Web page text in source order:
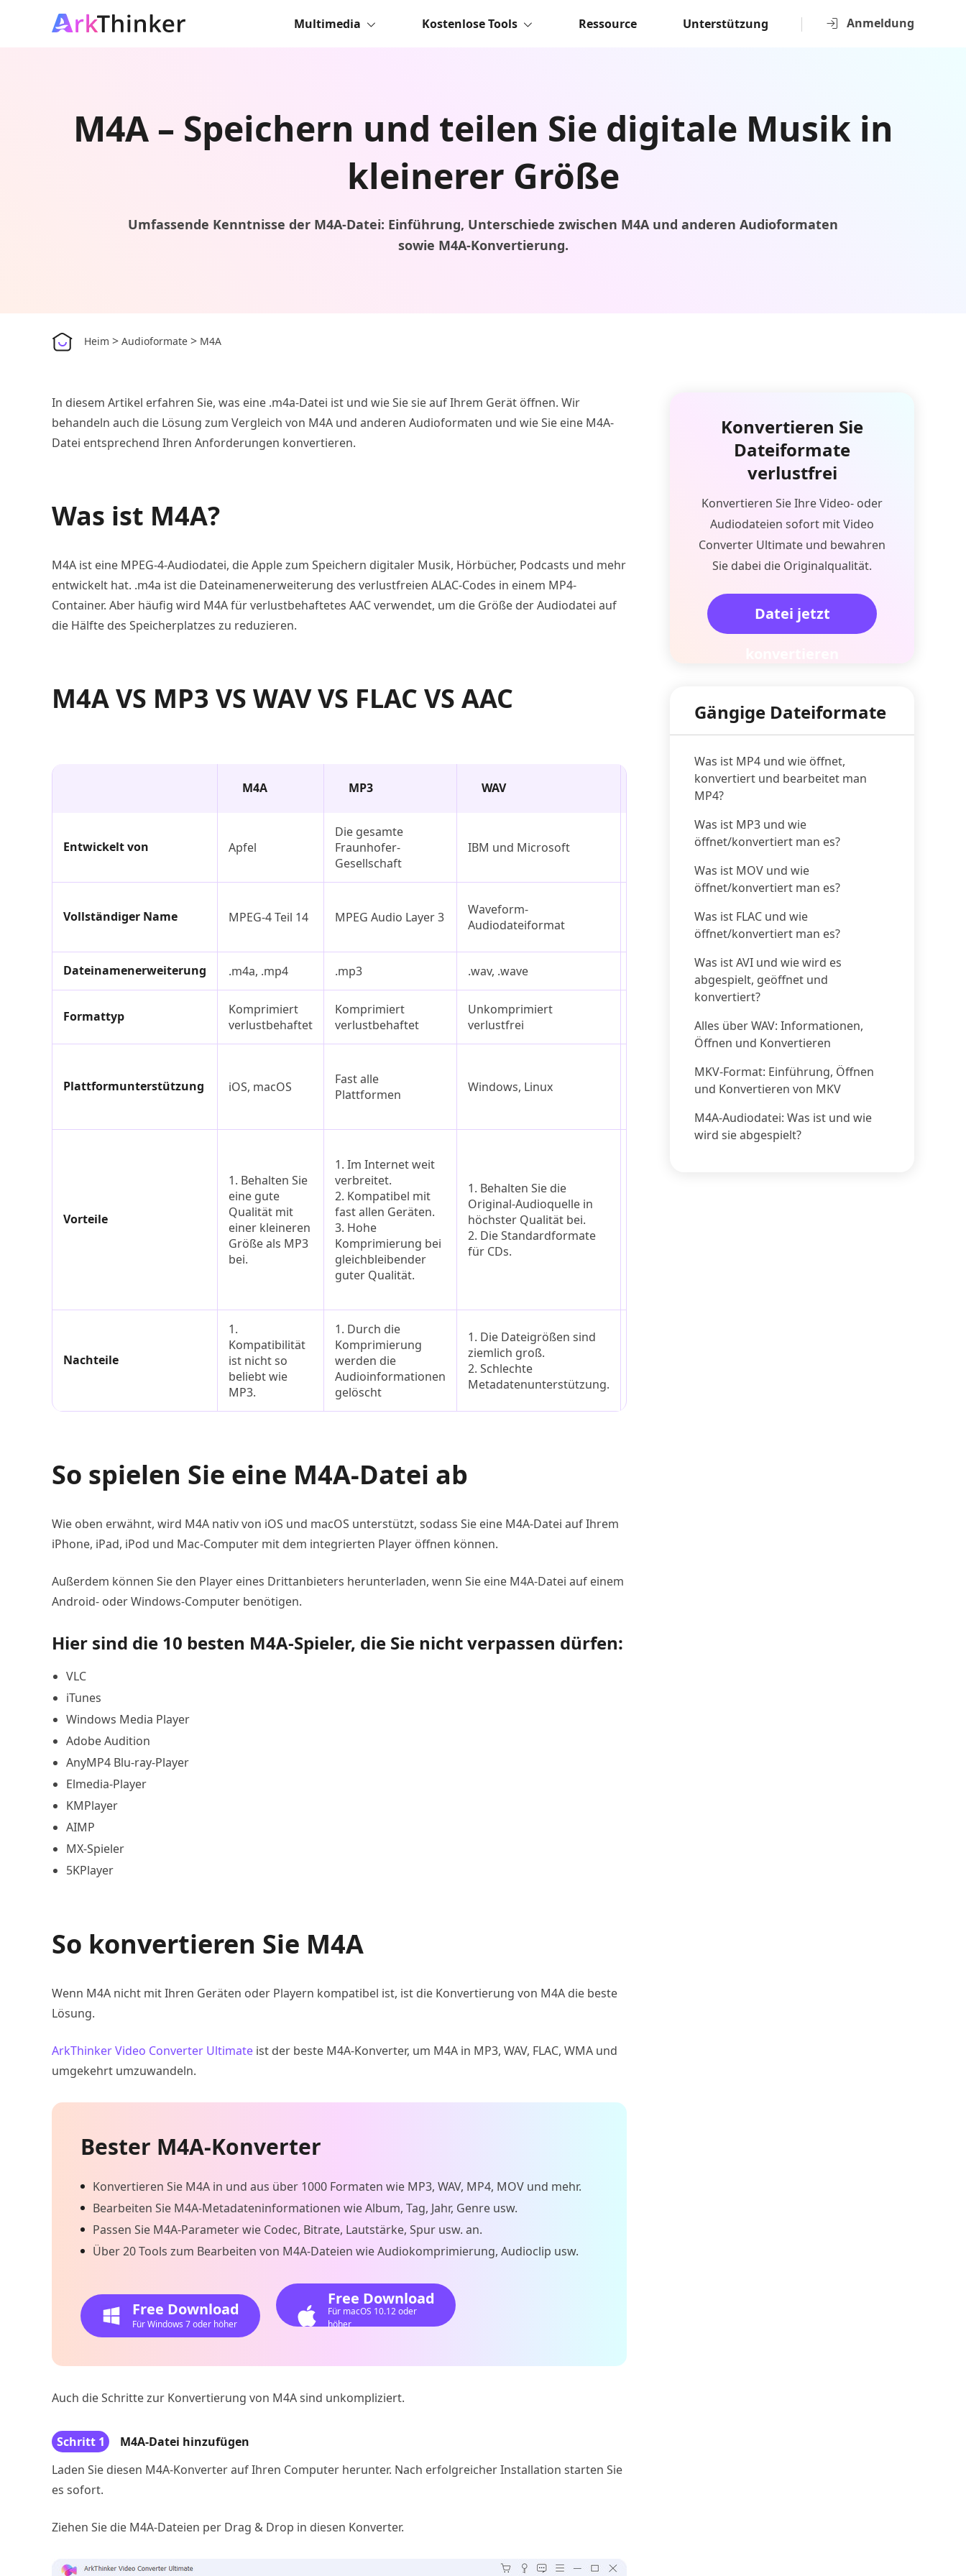
Anmeldung
Multimedia Kostenlose Tools Ressource Unterstützung
M4A – Speichern und teilen Sie digitale Musik in
kleinerer Größe
Umfassende Kenntnisse der M4A-Datei: Einführung, Unterschiede zwischen M4A und anderen Audioformaten
sowie M4A-Konvertierung.
Heim > Audioformate > M4A
In diesem Artikel erfahren Sie, was eine .m4a-Datei ist und wie Sie sie auf Ihrem Gerät öffnen. Wir
behandeln auch die Lösung zum Vergleich von M4A und anderen Audioformaten und wie Sie eine M4A-
Datei entsprechend Ihren Anforderungen konvertieren.
Was ist M4A?
M4A ist eine MPEG-4-Audiodatei, die Apple zum Speichern digitaler Musik, Hörbücher, Podcasts und mehr
entwickelt hat. .m4a ist die Dateinamenerweiterung des verlustfreien ALAC-Codes in einem MP4-
Container. Aber häufig wird M4A für verlustbehaftetes AAC verwendet, um die Größe der Audiodatei auf
die Hälfte des Speicherplatzes zu reduzieren.
M4A VS MP3 VS WAV VS FLAC VS AAC
M4A MP3 WAV AAC
Entwickelt von Apfel
Die gesamte
Fraunhofer-
Gesellschaft
IBM und Microsoft
Bell, Fraunhofer, Dolby, Sony,
Nokia, LG Electronics, NEC,
NTT Docomo, Panasonic
Vollständiger Name MPEG-4 Teil 14 MPEG Audio Layer 3
Waveform-
Audiodateiformat
verlustfreier
Audio-Codec
Erweiterte Audiocodierung
Dateinamenerweiterung .m4a, .mp4 .mp3 .wav, .wave .m4a, .mp4, .3gp
Formattyp
Komprimiert
verlustbehaftet
Komprimiert
verlustbehaftet
Unkomprimiert
verlustfrei
komprimiert
Plattformunterstützung iOS, macOS
Fast alle
Plattformen
Windows, Linux
macOS, iOS,
Android, Linux,
BlackBerry OS
iOS, Nintendo, PlayStation
usw.
Vorteile
1. Behalten Sie
eine gute
Qualität mit
einer kleineren
Größe als MP3
bei.
1. Im Internet weit
verbreitet.
2. Kompatibel mit
fast allen Geräten.
3. Hohe
Komprimierung bei
gleichbleibender
guter Qualität.
1. Behalten Sie die
Original-Audioquelle in
höchster Qualität bei.
2. Die Standardformate
für CDs.
Nachteile
1.
Kompatibilität
ist nicht so
beliebt wie
MP3.
1. Durch die
Komprimierung
werden die
Audioinformationen
gelöscht
1. Die Dateigrößen sind
ziemlich groß.
2. Schlechte
Metadatenunterstützung.
So spielen Sie eine M4A-Datei ab
Wie oben erwähnt, wird M4A nativ von iOS und macOS unterstützt, sodass Sie eine M4A-Datei auf Ihrem
iPhone, iPad, iPod und Mac-Computer mit dem integrierten Player öffnen können.
Außerdem können Sie den Player eines Drittanbieters herunterladen, wenn Sie eine M4A-Datei auf einem
Android- oder Windows-Computer benötigen.
Hier sind die 10 besten M4A-Spieler, die Sie nicht verpassen dürfen:
VLC
iTunes
Windows Media Player
Adobe Audition
AnyMP4 Blu-ray-Player
Elmedia-Player
KMPlayer
AIMP
MX-Spieler
5KPlayer
So konvertieren Sie M4A
Wenn M4A nicht mit Ihren Geräten oder Playern kompatibel ist, ist die Konvertierung von M4A die beste
Lösung.
ArkThinker Video Converter Ultimate ist der beste M4A-Konverter, um M4A in MP3, WAV, FLAC, WMA und
umgekehrt umzuwandeln.
Bester M4A-Konverter
Konvertieren Sie M4A in und aus über 1000 Formaten wie MP3, WAV, MP4, MOV und mehr.
Bearbeiten Sie M4A-Metadateninformationen wie Album, Tag, Jahr, Genre usw.
Passen Sie M4A-Parameter wie Codec, Bitrate, Lautstärke, Spur usw. an.
Über 20 Tools zum Bearbeiten von M4A-Dateien wie Audiokomprimierung, Audioclip usw.
Free Download
Für Windows 7 oder höher
Free Download
Für macOS 10.12 oder
höher
Auch die Schritte zur Konvertierung von M4A sind unkompliziert.
Schritt 1
M4A-Datei hinzufügen
Laden Sie diesen M4A-Konverter auf Ihren Computer herunter. Nach erfolgreicher Installation starten Sie
es sofort.
Ziehen Sie die M4A-Dateien per Drag & Drop in diesen Konverter.
Konvertieren Sie
Dateiformate
verlustfrei
Konvertieren Sie Ihre Video- oder
Audiodateien sofort mit Video
Converter Ultimate und bewahren
Sie dabei die Originalqualität.
Datei jetzt
Gängige Dateiformate
Was ist MP4 und wie öffnet,
konvertiert und bearbeitet man
MP4?
Was ist MP3 und wie
öffnet/konvertiert man es?
Was ist MOV und wie
öffnet/konvertiert man es?
Was ist FLAC und wie
öffnet/konvertiert man es?
Was ist AVI und wie wird es
abgespielt, geöffnet und
konvertiert?
Alles über WAV: Informationen,
Öffnen und Konvertieren
MKV-Format: Einführung, Öffnen
und Konvertieren von MKV
M4A-Audiodatei: Was ist und wie
wird sie abgespielt?